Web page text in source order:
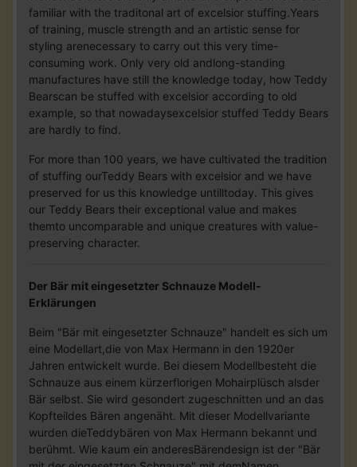
familiar with the traditonal art of excelsior stuffing.Years
of training, muscle strength and an artistic sense for
styling arenecessary to carry out this very time-
consuming work. Only very old andlong-standing
manufactures have still the knowledge today, how Teddy
Bearscan be stuffed with excelsior according to old
example, so that nowadaysexcelsior stuffed Teddy Bears
are hardly to find.
For more than 100 years, we have cultivated the tradition
of stuffing ourTeddy Bears with excelsior and we have
preserved for us this knowledge untilltoday. This gives
our Teddy Bears their exceptional value and makes
themto uncomparable and unique creatures with value-
preserving character.
Der Bär mit eingesetzter Schnauze Modell-
Erklärungen
Beim "Bär mit eingesetzter Schnauze" handelt es sich um
eine Modellart,die von Max Hermann in den 1920er
Jahren entwickelt wurde. Bei diesem Modellbesteht die
Schnauze aus einem kürzerflorigen Mohairplüsch alsder
Bär selbst. Sie wird gesondert zugeschnitten und an das
Kopfteildes Bären angenäht. Mit dieser Modellvariante
wurden dieTeddybären von Max Hermann bekannt und
berühmt. Wie kaum ein anderesBärendesign ist der "Bär